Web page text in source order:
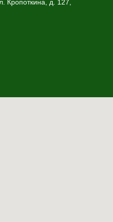
Кропоткина, д. 127,